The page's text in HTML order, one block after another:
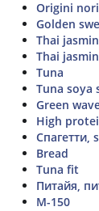
Origini
Golden
Thai
Thai
Tuna
Tuna soya
Green
High
Спагетти,
Bread
Tuna fit
Питайя,
М-150